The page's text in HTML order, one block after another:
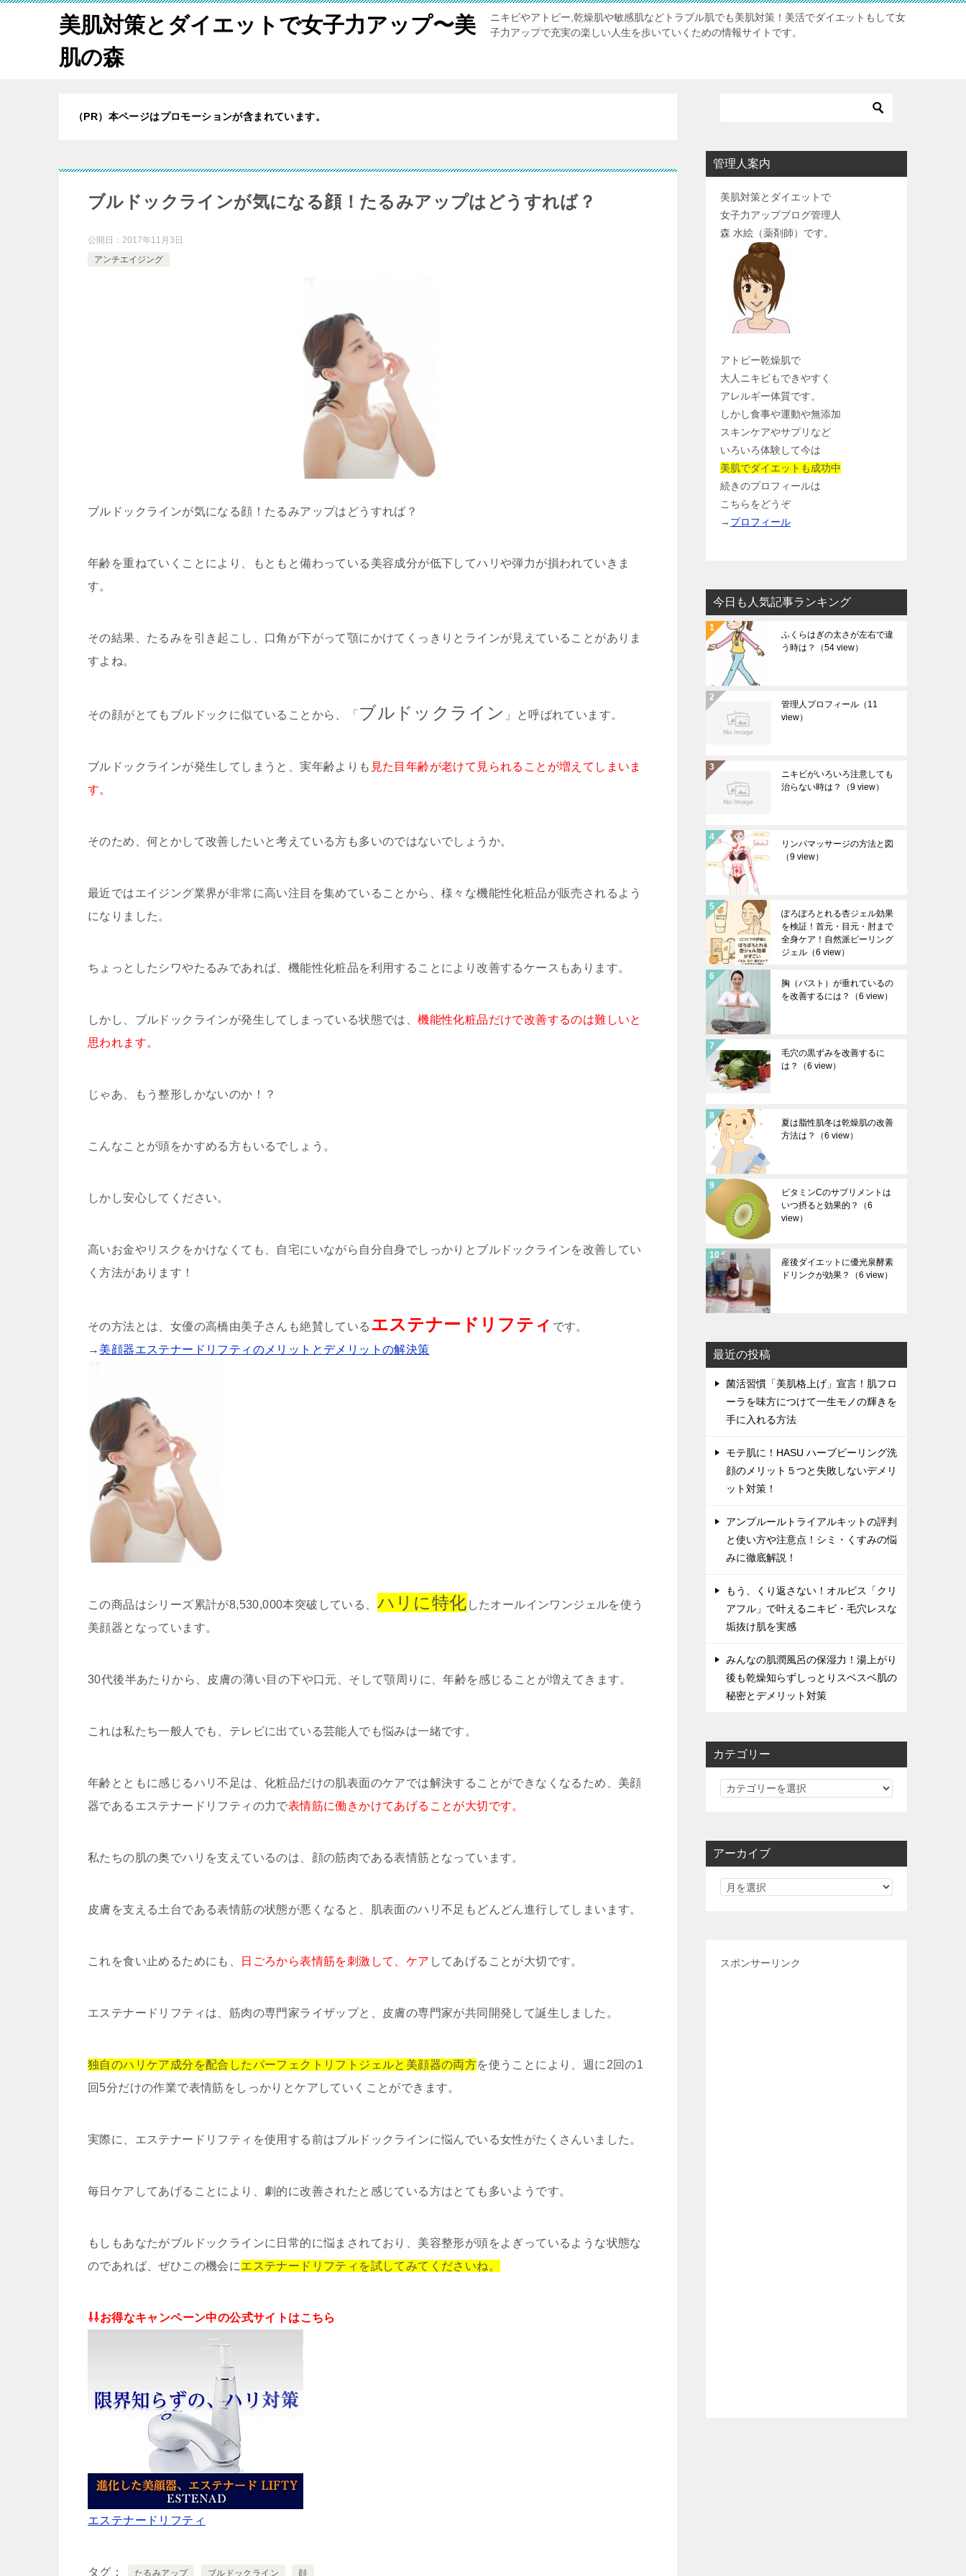
美肌対策とダイエットで女子力アップ〜美
肌の森
ニキビやアトピー,乾燥肌や敏感肌などトラブル肌でも美肌対策！美活でダイエットもして女
子力アップで充実の楽しい人生を歩いていくための情報サイトです。
（PR）本ページはプロモーションが含まれています。
ブルドックラインが気になる顔！たるみアップはどうすれば？
公開日： 2017年11月3日
アンチエイジング
ブルドックラインが気になる顔！たるみアップはどうすれば？
年齢を重ねていくことにより、もともと備わっている美容成分が低下してハリや弾力が損われていきま
す。
その結果、たるみを引き起こし、口角が下がって顎にかけてくっきりとラインが見えていることがありま
すよね。
その顔がとてもブルドックに似ていることから、「 ブルドックライン 」と呼ばれています。
ブルドックラインが発生してしまうと、実年齢よりも 見た目年齢が老けて見られることが増えてしまいま
す。
そのため、何とかして改善したいと考えている方も多いのではないでしょうか。
最近ではエイジング業界が非常に高い注目を集めていることから、様々な機能性化粧品が販売されるよう
になりました。
ちょっとしたシワやたるみであれば、機能性化粧品を利用することにより改善するケースもあります。
しかし、ブルドックラインが発生してしまっている状態では、機能性化粧品だけで改善するのは難しいと
思われます。
じゃあ、もう整形しかないのか！？
こんなことが頭をかすめる方もいるでしょう。
しかし安心してください。
高いお金やリスクをかけなくても、自宅にいながら自分自身でしっかりとブルドックラインを改善してい
く方法があります！
その方法とは、女優の高橋由美子さんも絶賛している エステナードリフティ です。
→ 美顔器エステナードリフティのメリットとデメリットの解決策
この商品はシリーズ累計が8,530,000本突破している、 ハリに特化 したオールインワンジェルを使う
美顔器となっています。
30代後半あたりから、皮膚の薄い目の下や口元、そして顎周りに、年齢を感じることが増えてきます。
これは私たち一般人でも、テレビに出ている芸能人でも悩みは一緒です。
年齢とともに感じるハリ不足は、化粧品だけの肌表面のケアでは解決することができなくなるため、美顔
器であるエステナードリフティの力で表情筋に働きかけてあげることが大切です。
私たちの肌の奥でハリを支えているのは、顔の筋肉である表情筋となっています。
皮膚を支える土台である表情筋の状態が悪くなると、肌表面のハリ不足もどんどん進行してしまいます。
これを食い止めるためにも、 日ごろから表情筋を刺激して、ケア してあげることが大切です。
エステナードリフティは、筋肉の専門家ライザップと、皮膚の専門家が共同開発して誕生しました。
独自のハリケア成分を配合したパーフェクトリフトジェルと美顔器の両方を使うことにより、週に2回の1
回5分だけの作業で表情筋をしっかりとケアしていくことができます。
実際に、エステナードリフティを使用する前はブルドックラインに悩んでいる女性がたくさんいました。
毎日ケアしてあげることにより、劇的に改善されたと感じている方はとても多いようです。
もしもあなたがブルドックラインに日常的に悩まされており、美容整形が頭をよぎっているような状態な
のであれば、ぜひこの機会にエステナードリフティを試してみてくださいね。
⇩⇩お得なキャンペーン中の公式サイトはこちら
エステナードリフティ
タグ たるみアップ ブルドックライン 顔
管理人案内
美肌対策とダイエットで
女子力アップブログ管理人
森 水絵（薬剤師）です。
アトピー乾燥肌で
大人ニキビもできやすく
アレルギー体質です。
しかし食事や運動や無添加
スキンケアやサプリなど
いろいろ体験して今は
美肌でダイエットも成功中
続きのプロフィールは
こちらをどうぞ
→ プロフィール
今日も人気記事ランキング
ふくらはぎの太さが左右で違
う時は？
（54 view）
管理人プロフィール （11
view）
ニキビがいろいろ注意しても
治らない時は？
（9 view）
リンパマッサージの方法と図
（9 view）
ぽろぽろとれる杏ジェル効果
を検証！首元・目元・肘まで
全身ケア！自然派ピーリング
ジェル （6 view）
胸（バスト）が垂れているの
を改善するには？
（6 view）
毛穴の黒ずみを改善するに
は？
（6 view）
夏は脂性肌冬は乾燥肌の改善
方法は？
（6 view）
ビタミンCのサプリメントは
いつ摂ると効果的？
（6
view）
産後ダイエットに優光泉酵素
ドリンクが効果？
（6 view）
最近の投稿
菌活習慣「美肌格上げ」宣言！肌フロ
ーラを味方につけて一生モノの輝きを
手に入れる方法
モテ肌に！HASU ハーブピーリング洗
顔のメリット５つと失敗しないデメリ
ット対策！
アンプルールトライアルキットの評判
と使い方や注意点！シミ・くすみの悩
みに徹底解説！
もう、くり返さない！オルビス「クリ
アフル」で叶えるニキビ・毛穴レスな
垢抜け肌を実感
みんなの肌潤風呂の保湿力！湯上がり
後も乾燥知らずしっとりスベスベ肌の
秘密とデメリット対策
カテゴリー
カ
リ
アーカイブ
スポンサーリンク